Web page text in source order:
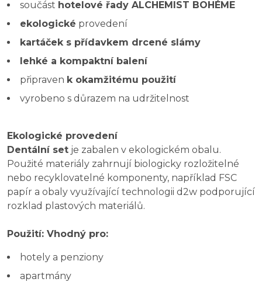
součást hotelové řady ALCHEMIST BOHÉME
ekologické provedení
kartáček s přídavkem drcené slámy
lehké a kompaktní balení
připraven k okamžitému použití
vyrobeno s důrazem na udržitelnost
Ekologické provedení
Dentální set je zabalen v ekologickém obalu.
Použité materiály zahrnují biologicky rozložitelné
nebo recyklovatelné komponenty, například FSC
papír a obaly využívající technologii d2w podporující
rozklad plastových materiálů.
Použití: Vhodný pro:
hotely a penziony
apartmány